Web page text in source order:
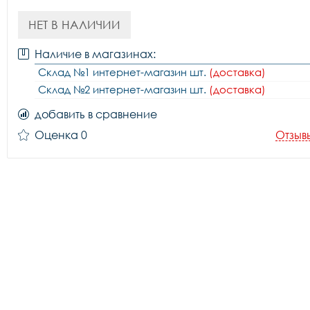
НЕТ В НАЛИЧИИ
Наличие в магазинах:
Склад №1 интернет-магазин шт. (доставка)
Склад №2 интернет-магазин шт. (доставка)
добавить в сравнение
Оценка 0